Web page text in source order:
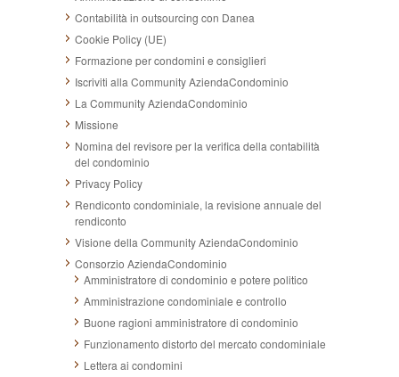
Contabilità in outsourcing con Danea
Cookie Policy (UE)
Formazione per condomini e consiglieri
Iscriviti alla Community AziendaCondominio
La Community AziendaCondominio
Missione
Nomina del revisore per la verifica della contabilità
del condominio
Privacy Policy
Rendiconto condominiale, la revisione annuale del
rendiconto
Visione della Community AziendaCondominio
Consorzio AziendaCondominio
Amministratore di condominio e potere politico
Amministrazione condominiale e controllo
Buone ragioni amministratore di condominio
Funzionamento distorto del mercato condominiale
Lettera ai condomini